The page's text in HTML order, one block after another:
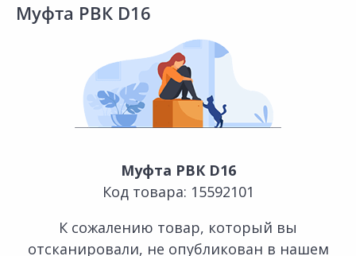
Избранное
Недавно просмотренные
товары
Муфта РВК D16
Муфта РВК D16
Код товара: 15592101
К сожалению товар, который вы
отсканировали, не опубликован в нашем